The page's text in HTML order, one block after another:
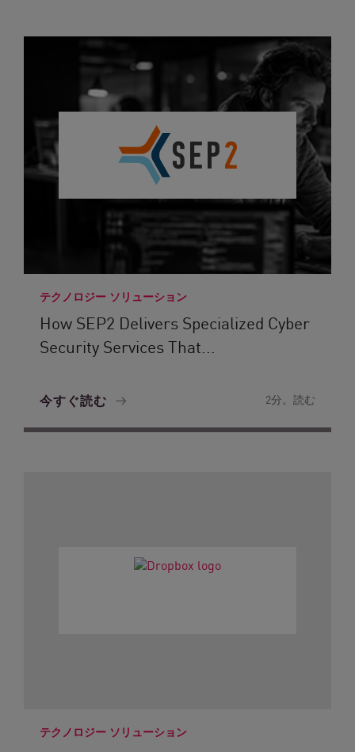
テクノロジー ソリューション
How SEP2 Delivers Specialized Cyber
Security Services That...
今すぐ読む 2分。読む
テクノロジー ソリューション